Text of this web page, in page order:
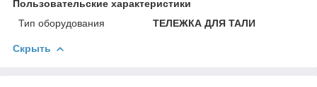
Пользовательские характеристики
Тип оборудования
ТЕЛЕЖКА ДЛЯ ТАЛИ
Скрыть